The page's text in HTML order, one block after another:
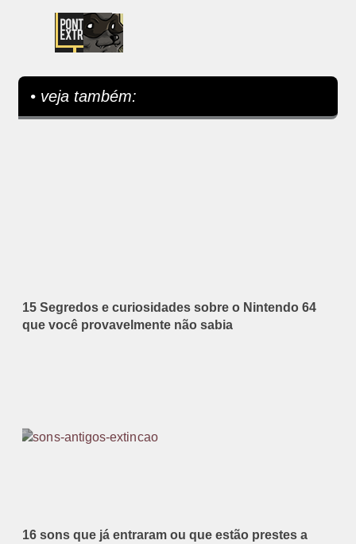
• veja também:
15 Segredos e curiosidades sobre o Nintendo 64
que você provavelmente não sabia
16 sons que já entraram ou que estão prestes a